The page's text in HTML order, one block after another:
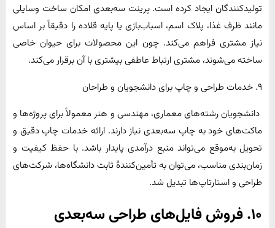
تولیدکنندگان ایجاد کرده است. پرینت سه‌بعدی امکان ساخت وسایلی
مانند ظرف غذا، پلاک اسم، اسباب‌بازی یا پایه قلاده را دقیقاً بر اساس
نیاز مشتری فراهم می‌کند. چون این محصولات برای حیوان خاصی
ساخته می‌شوند، مشتری ارتباط عاطفی بیشتری با آن برقرار می‌کند.
۹. خدمات طراحی و چاپ برای دانشجویان و طراحان
دانشجویان رشته‌های معماری، مهندسی و هنر معمولاً برای پروژه‌ها و
ماکت‌های خود به چاپ سه‌بعدی نیاز دارند. ارائه خدمات چاپ دقیق و
تحویل به‌موقع می‌تواند منبع درآمدی پایدار باشد. با حفظ کیفیت و
زمان‌بندی مناسب، می‌توان به تأمین‌کنندهٔ ثابت دانشگاه‌ها، شرکت‌های
طراحی و استارتاپ‌ها تبدیل شد.
۱۰. فروش فایل‌های طراحی سه‌بعدی